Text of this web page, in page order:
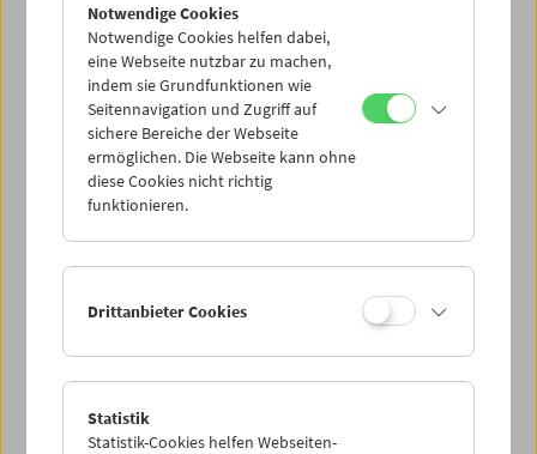
Di 27.10.
Mi 28.10.
Do 29.10.
Sa 31.10.
PROGRAMM ÜBERBLICK
Notwendige Cookies
Notwendige Cookies helfen dabei,
eine Webseite nutzbar zu machen,
indem sie Grundfunktionen wie
Seitennavigation und Zugriff auf
sichere Bereiche der Webseite
ermöglichen. Die Webseite kann ohne
diese Cookies nicht richtig
funktionieren.
Drittanbieter Cookies
Statistik
Statistik-Cookies helfen Webseiten-